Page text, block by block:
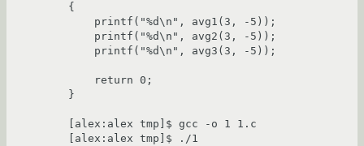
{
}
[alex:alex tmp]$ gcc -o 1 1.c
[alex:alex tmp]$ ./1